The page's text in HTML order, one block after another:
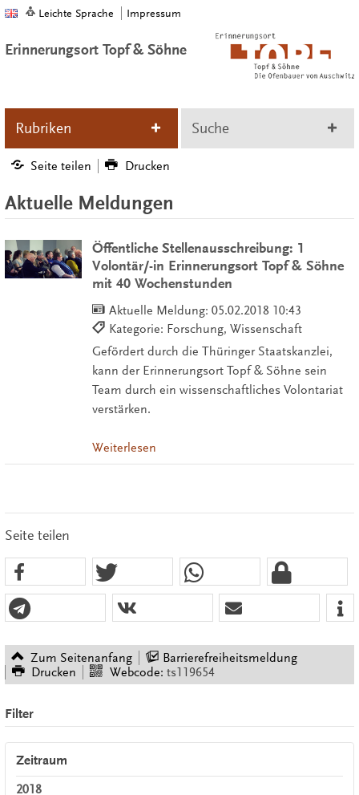
Leichte Sprache Impressum
Erinnerungsort Topf & Söhne
Rubriken Suche
Seite teilen Drucken
Aktuelle Meldungen
Öffentliche Stellenausschreibung: 1
Volontär/-in Erinnerungsort Topf & Söhne
mit 40 Wochenstunden
Aktuelle Meldung: 05.02.2018 10:43
Kategorie: Forschung, Wissenschaft
Gefördert durch die Thüringer Staatskanzlei,
kann der Erinnerungsort Topf & Söhne sein
Team durch ein wissenschaftliches Volontariat
verstärken.
Weiterlesen
Seite teilen
Zum Seitenanfang
Barrierefreiheitsmeldung
Drucken
Webcode: ts119654
Filter
Zeitraum
2018